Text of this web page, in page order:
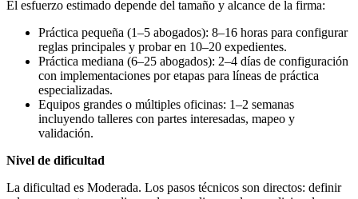
El esfuerzo estimado depende del tamaño y alcance de la firma:
Práctica pequeña (1–5 abogados): 8–16 horas para configurar
reglas principales y probar en 10–20 expedientes.
Práctica mediana (6–25 abogados): 2–4 días de configuración
con implementaciones por etapas para líneas de práctica
especializadas.
Equipos grandes o múltiples oficinas: 1–2 semanas
incluyendo talleres con partes interesadas, mapeo y
validación.
Nivel de dificultad
La dificultad es Moderada. Los pasos técnicos son directos: definir